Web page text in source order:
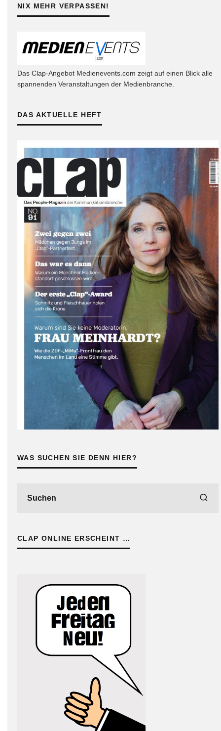
NIX MEHR VERPASSEN!
Das Clap-Angebot Medienevents.com zeigt auf einen Blick alle
spannenden Veranstaltungen der Medienbranche.
DAS AKTUELLE HEFT
WAS SUCHEN SIE DENN HIER?
CLAP ONLINE ERSCHEINT …